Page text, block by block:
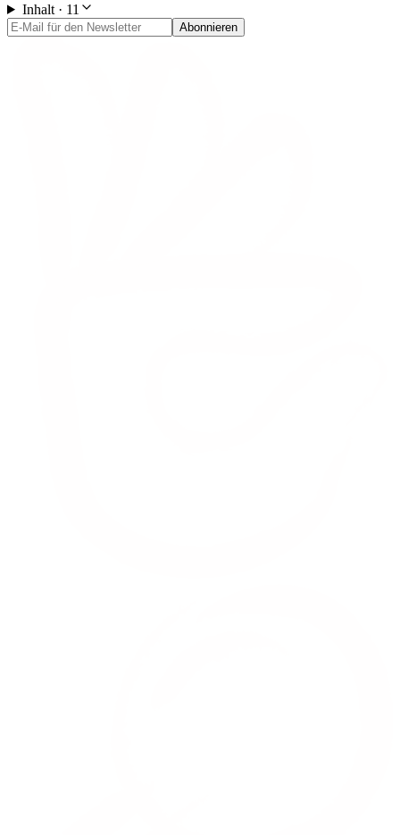
Inhalt · 11
Abonnieren